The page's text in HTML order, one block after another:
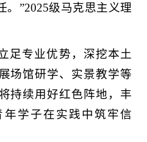
。”2025级马克思主义理
足专业优势，深挖本土
场馆研学、实景教学等
持续用好红色阵地，丰
学子在实践中筑牢信